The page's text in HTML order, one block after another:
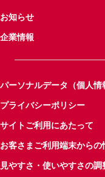
お知らせ
企業情報
パーソナルデータ（個人情
プライバシーポリシー
サイトご利用にあたって
お客さまご利用端末から
見やすさ・使いやすさの調